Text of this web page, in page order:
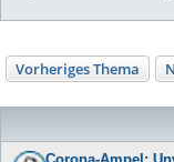
Vorheriges Thema